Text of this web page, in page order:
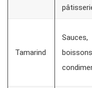
Tamarind
Sauces,